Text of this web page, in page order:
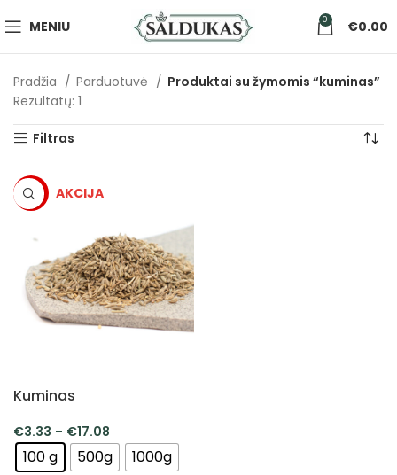
MENIU 0 €0.00
Pradžia Parduotuvė
Produktai su žymomis “kuminas”
Rezultatų: 1
Filtras
-5%
Kuminas
€3.33 – €17.08
100 g 500g 1000g